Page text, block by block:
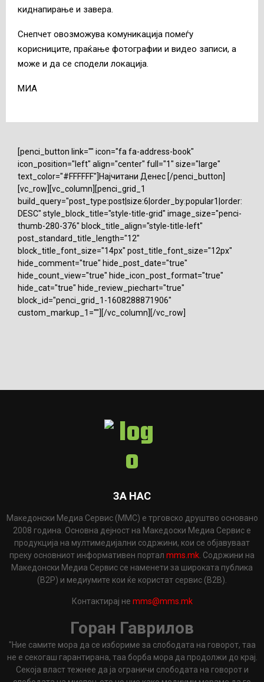
киднапирање и завера.
Снепчет овозможува комуникација помеѓу
корисниците, праќање фотографии и видео записи, а
може и да се сподели локација.
МИА
[penci_button link="" icon="fa fa-address-book"
icon_position="left" align="center" full="1" size="large"
text_color="#FFFFFF"]Најчитани Денес [/penci_button]
[vc_row][vc_column][penci_grid_1
build_query="post_type:post|size:6|order_by:popular1|order:
DESC" style_block_title="style-title-grid" image_size="penci-
thumb-280-376" block_title_align="style-title-left"
post_standard_title_length="12"
block_title_font_size="14px" post_title_font_size="12px"
hide_comment="true" hide_post_date="true"
hide_count_view="true" hide_icon_post_format="true"
hide_cat="true" hide_review_piechart="true"
block_id="penci_grid_1-1608288871906"
custom_markup_1=""][/vc_column][/vc_row]
ЗА НАС
Македонски Медиа Сервис (ММС) е трговско друштво основано
2008 година. Основна дејност на Македоски Медиа Сервис е
продукција на мултимедијални содржини, кои се објавуваат
преку основниот информативен портал mms.mk . Содржини на
Македонски Медиа Сервис се наменети за широката публика
(B2P) и медиумите кои ќе користат сервис (B2B).
Контактирај не mms@mms.mk
Горан Гаврилов
"Ние самите мора да се избориме за слободата на говорот, таа
не е секогаш гарантирана, таа борба мора да продолжи до крај.
Секоја власт тежнее да ја ограничи слободата на говорот и